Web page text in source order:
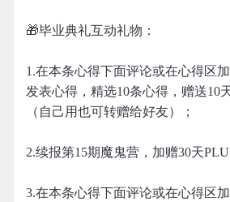
🎁毕业典礼互动礼物：
1.在本条心得下面评论或在心得区
发表心得，精选10条心得，赠送10
（自己用也可转赠给好友）；
2.续报第15期魔鬼营，加赠30天
3.在本条心得下面评论或在心得区